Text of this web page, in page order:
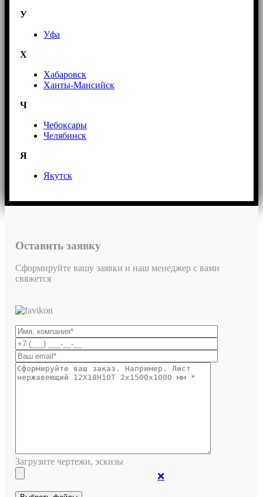
У
Уфа
Х
Хабаровск
Ханты-Мансийск
Ч
Чебоксары
Челябинск
Я
Якутск
Оставить заявку
Сформируйте вашу заявки и наш менеджер с вами
свяжется
Загрузите чертежи, эскизы
❌